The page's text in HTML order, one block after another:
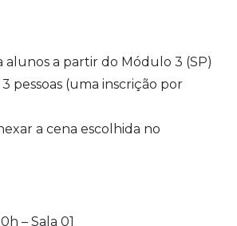
alunos a partir do Módulo 3 (SP)
pessoas (uma inscrição por
a cena escolhida no
– Sala 01